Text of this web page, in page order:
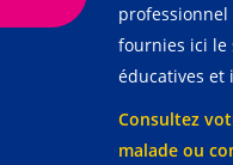
fournies ici le
éducatives et
Consultez
malade ou